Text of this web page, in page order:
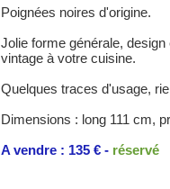
Poignées noires d'origine.
Jolie forme générale,
vintage à votre cuisine.
Quelques traces d'usage,
Dimensions : long 111 cm,
A vendre : 135 € - réservé